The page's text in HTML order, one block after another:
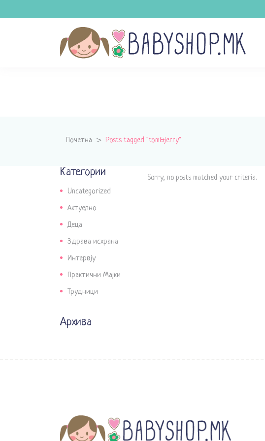
Почетна > Posts tagged "tom&jerry"
Sorry, no posts matched your criteria.
Категории
Uncategorized
Актуелно
Деца
Здрава исхрана
Интервју
Практични Мајки
Трудници
Архива